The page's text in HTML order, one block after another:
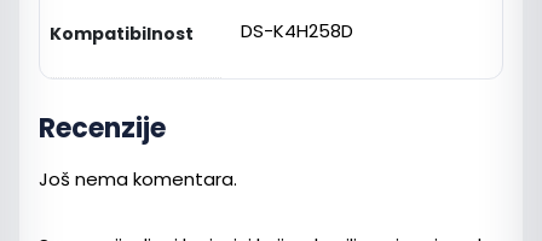
Kompatibilnost DS-K4H258D
Recenzije
Još nema komentara.